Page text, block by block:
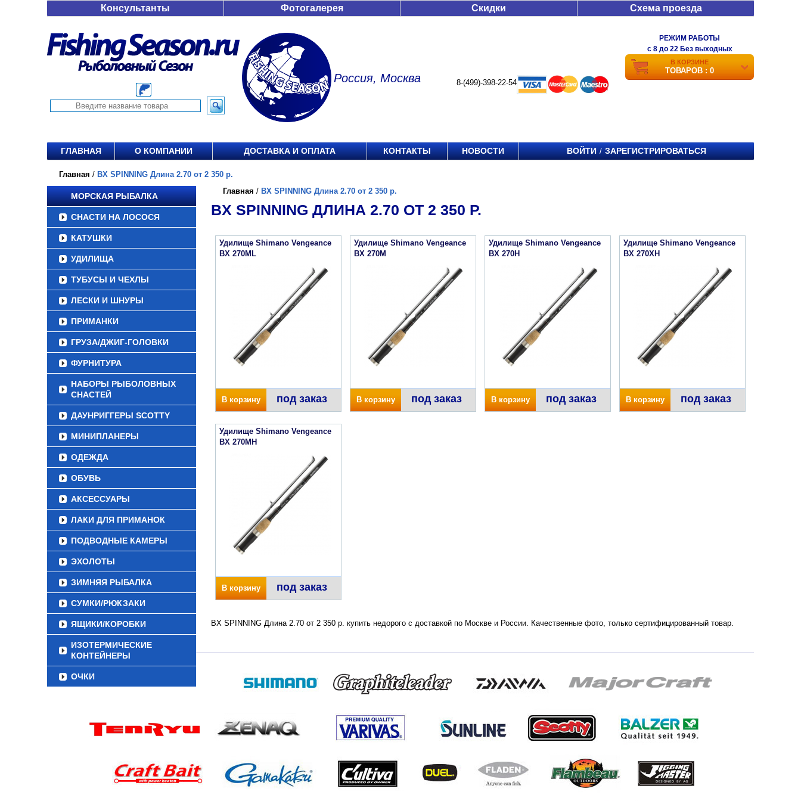
Консультанты Фотогалерея Скидки Схема проезда
Россия, Москва 8-(499)-398-22-54
РЕЖИМ РАБОТЫ
c 8 до 22 Без выходных
В КОРЗИНЕ
ТОВАРОВ : 0
ГЛАВНАЯ О КОМПАНИИ ДОСТАВКА И ОПЛАТА КОНТАКТЫ НОВОСТИ ВОЙТИ / ЗАРЕГИСТРИРОВАТЬСЯ
Главная / BX SPINNING Длина 2.70 от 2 350 р.
МОРСКАЯ РЫБАЛКА
СНАСТИ НА ЛОСОСЯ
КАТУШКИ
УДИЛИЩА
ТУБУСЫ И ЧЕХЛЫ
ЛЕСКИ И ШНУРЫ
ПРИМАНКИ
ГРУЗА/ДЖИГ-ГОЛОВКИ
ФУРНИТУРА
НАБОРЫ РЫБОЛОВНЫХ
СНАСТЕЙ
ДАУНРИГГЕРЫ SCOTTY
МИНИПЛАНЕРЫ
ОДЕЖДА
ОБУВЬ
АКСЕССУАРЫ
ЛАКИ ДЛЯ ПРИМАНОК
ПОДВОДНЫЕ КАМЕРЫ
ЭХОЛОТЫ
ЗИМНЯЯ РЫБАЛКА
СУМКИ/РЮКЗАКИ
ЯЩИКИ/КОРОБКИ
ИЗОТЕРМИЧЕСКИЕ
КОНТЕЙНЕРЫ
ОЧКИ
Главная / BX SPINNING Длина 2.70 от 2 350 р.
BX SPINNING ДЛИНА 2.70 ОТ 2 350 Р.
Удилище Shimano Vengeance
BX 270ML
В корзину под заказ
Удилище Shimano Vengeance
BX 270M
В корзину под заказ
Удилище Shimano Vengeance
BX 270H
В корзину под заказ
Удилище Shimano Vengeance
BX 270XH
В корзину под заказ
Удилище Shimano Vengeance
BX 270MH
В корзину под заказ
BX SPINNING Длина 2.70 от 2 350 р. купить недорого с доставкой по Москве и России. Качественные фото, только сертифицированный товар.